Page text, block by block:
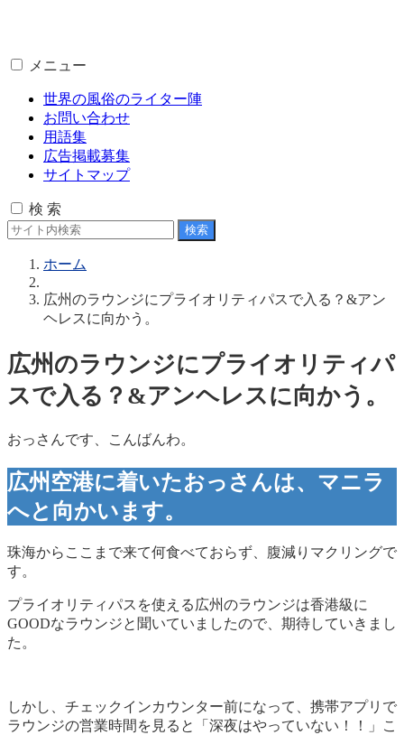
メニュー
世界の風俗のライター陣
お問い合わせ
用語集
広告掲載募集
サイトマップ
検 索
ホーム
広州のラウンジにプライオリティパスで入る？&アン
ヘレスに向かう。
広州のラウンジにプライオリティパ
スで入る？&アンヘレスに向かう。
おっさんです、こんばんわ。
広州空港に着いたおっさんは、マニラ
へと向かいます。
珠海からここまで来て何食べておらず、腹減りマクリングで
す。
プライオリティパスを使える広州のラウンジは香港級に
GOODなラウンジと聞いていましたので、期待していきまし
た。
しかし、チェックインカウンター前になって、携帯アプリで
ラウンジの営業時間を見ると「深夜はやっていない！！」こ